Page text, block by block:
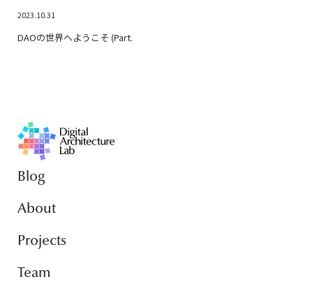
2023.10.31
DAOの世界へようこそ (Part.
Blog
About
Projects
Team